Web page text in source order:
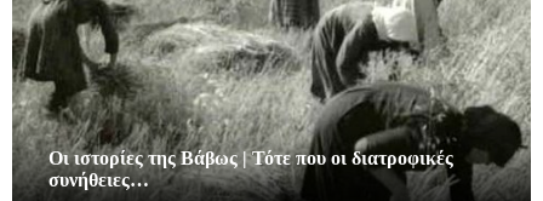
Οι ιστορίες της Βάβως | Τότε που οι διατροφικές
συνήθειες…